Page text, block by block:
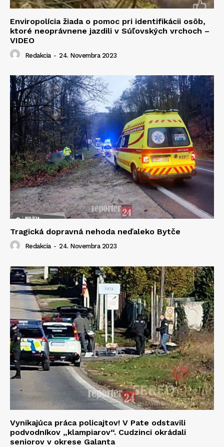
Enviropolícia žiada o pomoc pri identifikácii osôb,
ktoré neoprávnene jazdili v Súľovských vrchoch –
VIDEO
Redakcia - 24. Novembra 2023
Tragická dopravná nehoda neďaleko Bytče
Redakcia - 24. Novembra 2023
Vynikajúca práca policajtov! V Pate odstavili
podvodníkov „klampiarov“. Cudzinci okrádali
seniorov v okrese Galanta